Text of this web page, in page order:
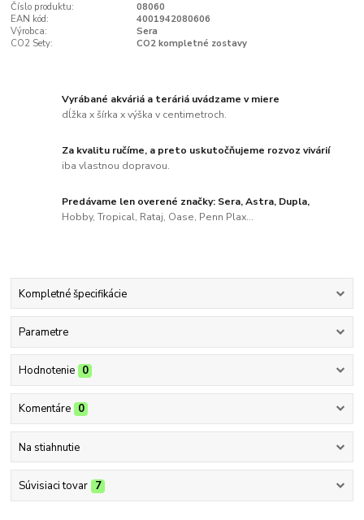
Číslo produktu:
08060
EAN kód:
4001942080606
Výrobca:
Sera
CO2 Sety:
CO2 kompletné zostavy
Vyrábané akváriá a teráriá uvádzame v miere
dĺžka x šírka x výška v centimetroch.
Za kvalitu ručíme, a preto uskutočňujeme rozvoz vivárií
iba vlastnou dopravou.
Predávame len overené značky: Sera, Astra, Dupla,
Hobby, Tropical, Rataj, Oase, Penn Plax...
Kompletné špecifikácie
Parametre
Hodnotenie 0
Komentáre 0
Na stiahnutie
Súvisiaci tovar 7